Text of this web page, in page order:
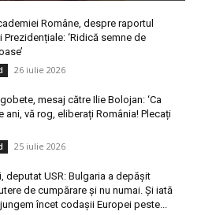
Române, despre raportul
‘Ridică semne de
26 iulie 2026
mesaj către Ilie Bolojan: ‘Ca
ani, vă rog, eliberați România! Plecați
25 iulie 2026
deputat USR: Bulgaria a depășit
de cumpărare și nu numai. Și iată
încet codașii Europei peste...